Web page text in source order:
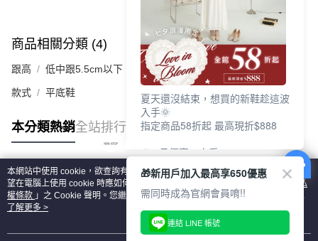
商品相關分類 (4) 查看全部
跟高 低中跟5.5cm以下
款式 平底鞋
本分類熱銷全站排行
熱門標籤
本網站中使用 cookie，欲查詢有關本網站使用 cookie 方式之詳情，及若您不希
望在電腦上使用 cookie 時應如何變更電腦的 cookie 設定，請參閱本網站「
隱私
權條款 」之 Cookie 聲明。您繼續使用本網站即表示您同意本公司得按本網站使
用條款之 Cookie 聲明使用 cookie。
了解更多 >
夏天還沒結束，想買的新鞋趁這波
入手🌞
指定商品58折起 最高現折$888
🎉 8月優惠一次看
①LINE購物最高10%回饋
②每周限定品現折200
③指定商品58折起 最高現折$888
上班鞋、休閒鞋、涼鞋一次逛齊
好搭、出遊好走、聚會也漂亮
🎁新用戶加入最高享650優惠
需同時成為官網會員唷!!
連結 LINE 帳號